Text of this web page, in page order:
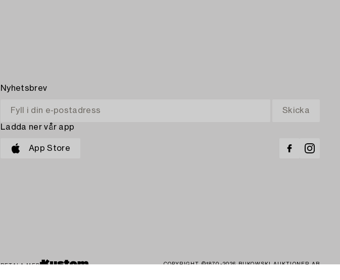
Nyhetsbrev
Ladda ner vår app
App Store
BETALA MED COPYRIGHT ©1870-2026 BUKOWSKI AUKTIONER AB